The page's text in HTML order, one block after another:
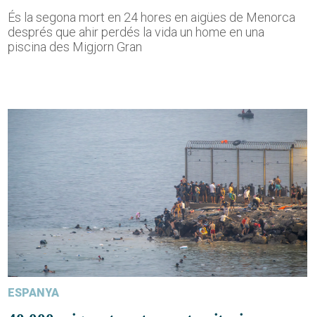
És la segona mort en 24 hores en aigües de Menorca
després que ahir perdés la vida un home en una
piscina des Migjorn Gran
ESPANYA